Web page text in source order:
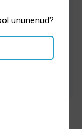
ununenud?